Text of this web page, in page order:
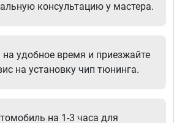
консультацию у мастера.
удобное время и приезжайте
на установку чип тюнинга.
на 1-3 часа для